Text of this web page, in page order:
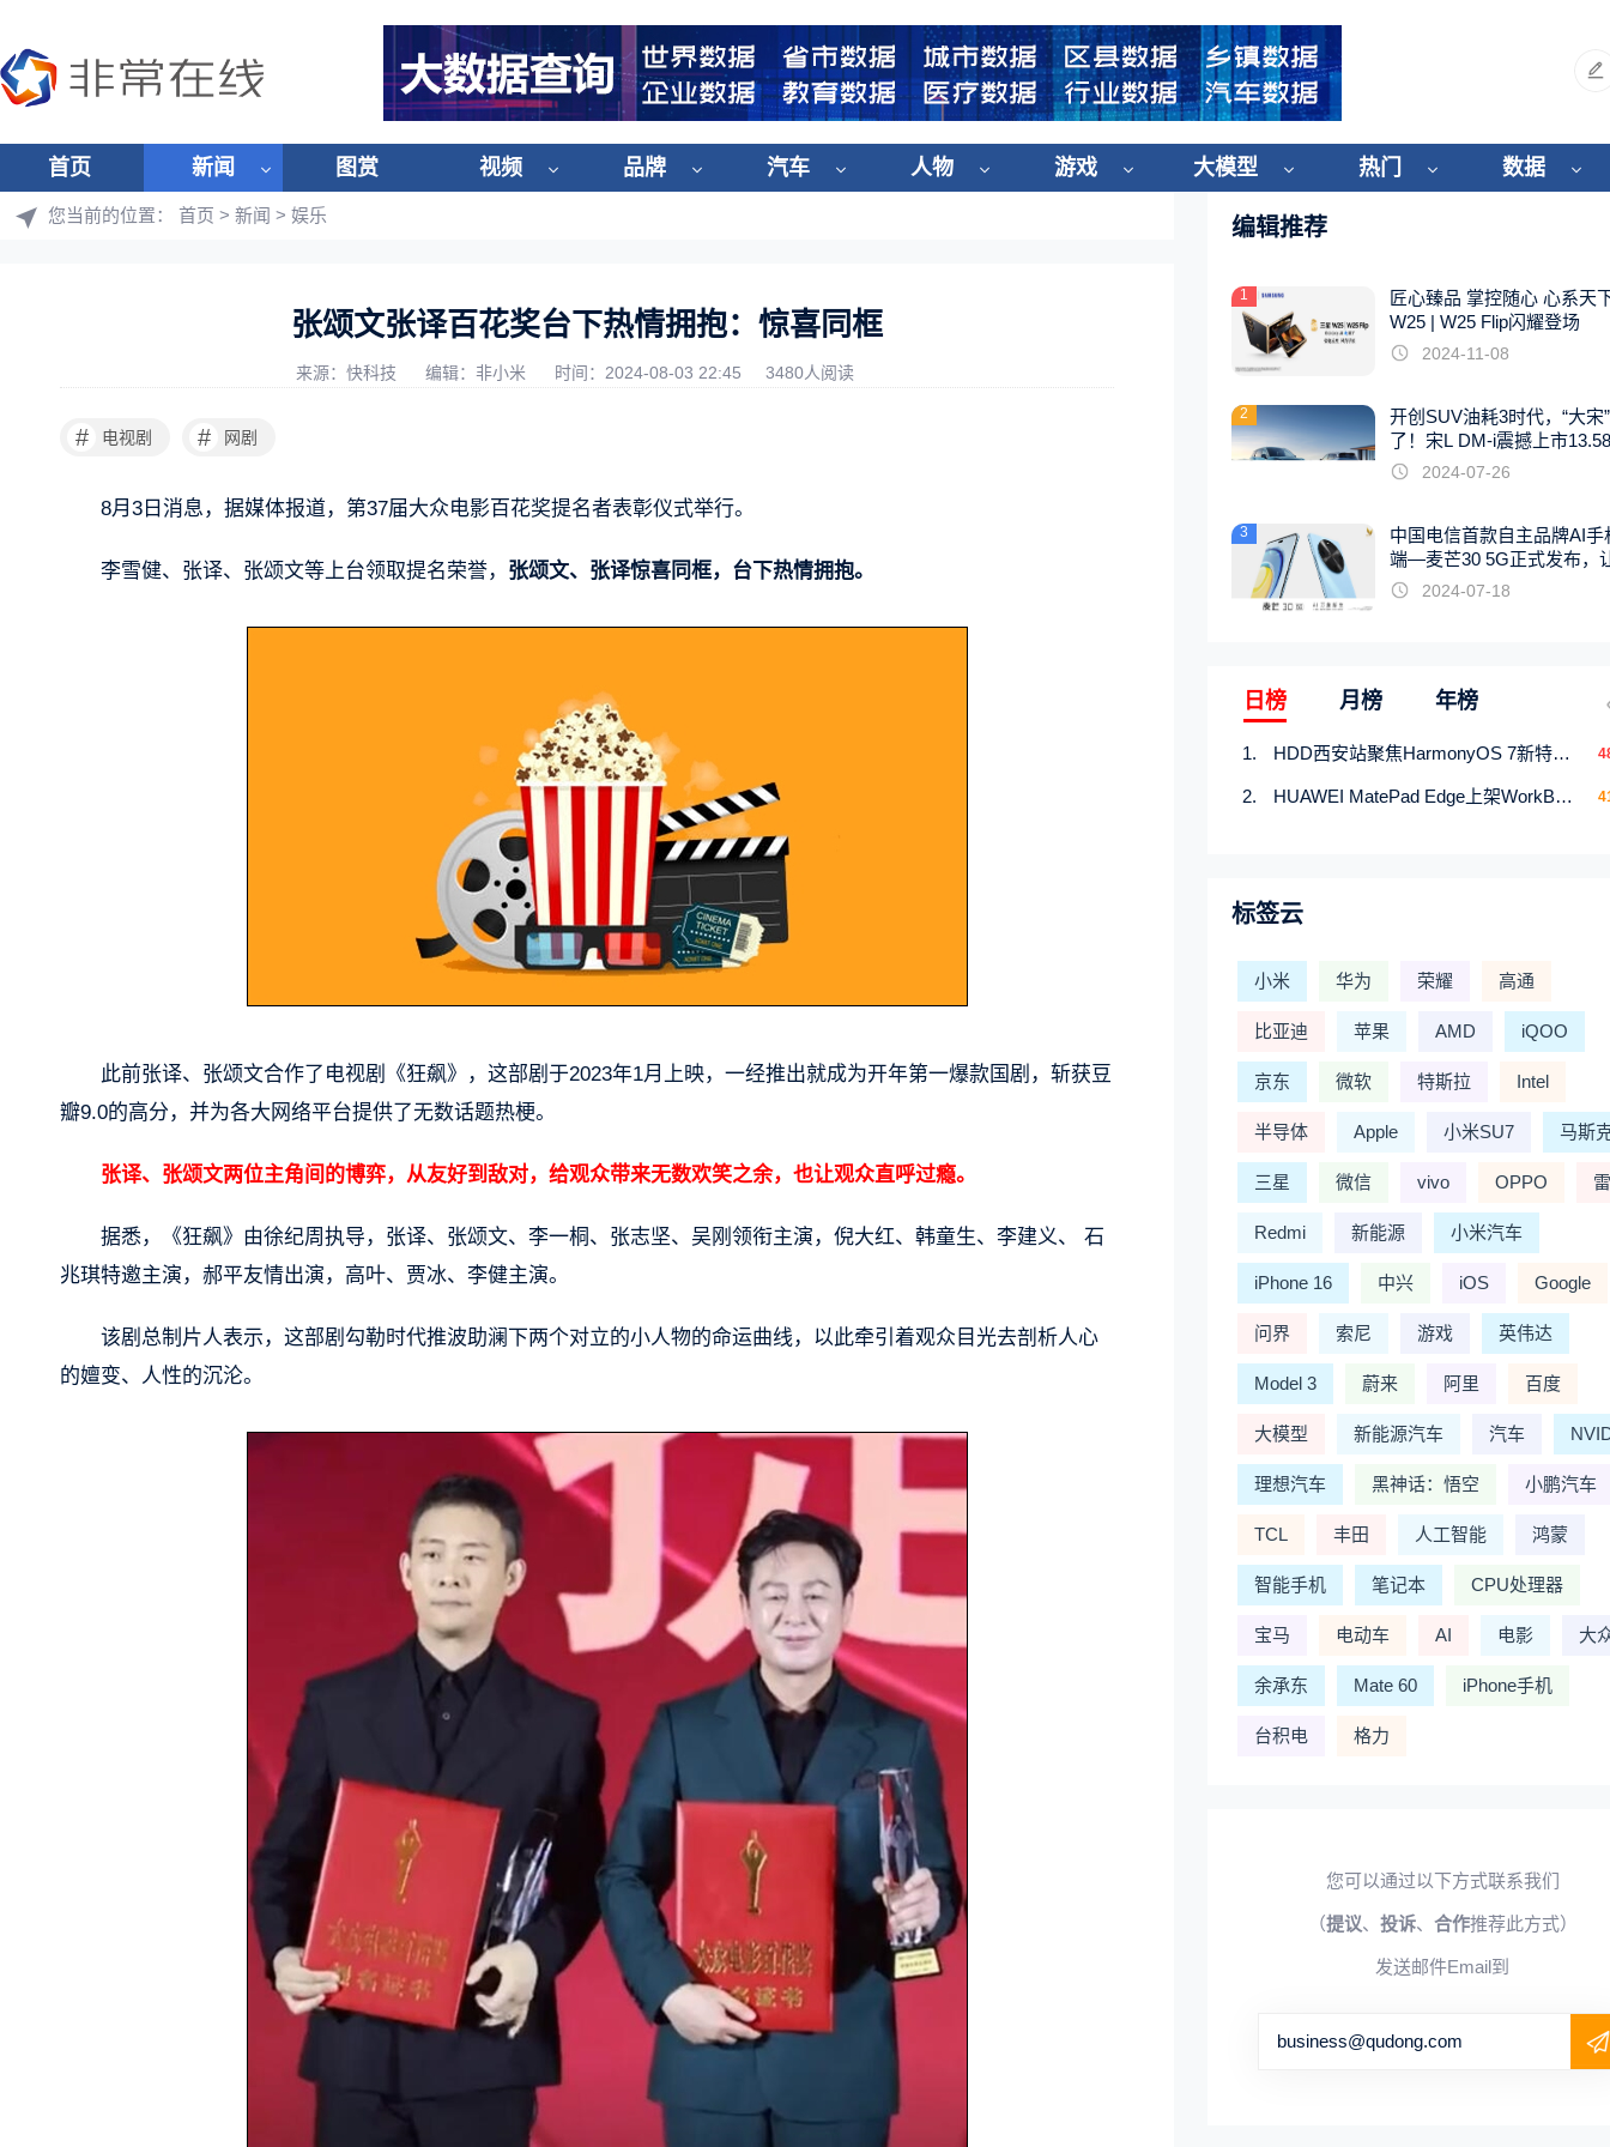
首页 新闻 图赏 视频 品牌 汽车 人物 游戏 大模型 热门 数据
您当前的位置： 首页 > 新闻 > 娱乐
张颂文张译百花奖台下热情拥抱：惊喜同框
来源：快科技 编辑：非小米 时间：2024-08-03 22:45 3480人阅读
# 电视剧 # 网剧
8月3日消息，据媒体报道，第37届大众电影百花奖提名者表彰仪式举行。
李雪健、张译、张颂文等上台领取提名荣誉， 张颂文、张译惊喜同框，台下热情拥抱。
此前张译、张颂文合作了电视剧《狂飙》，这部剧于2023年1月上映，一经推出就成为开年第一爆款国剧，斩获豆
瓣9.0的高分，并为各大网络平台提供了无数话题热梗。
张译、张颂文两位主角间的博弈，从友好到敌对，给观众带来无数欢笑之余，也让观众直呼过瘾。
据悉，《狂飙》由徐纪周执导，张译、张颂文、李一桐、张志坚、吴刚领衔主演，倪大红、韩童生、李建义、 石
兆琪特邀主演，郝平友情出演，高叶、贾冰、李健主演。
该剧总制片人表示，这部剧勾勒时代推波助澜下两个对立的小人物的命运曲线，以此牵引着观众目光去剖析人心
的嬗变、人性的沉沦。
编辑推荐
1
匠心臻品 掌控随心 心系天
W25 | W25 Flip闪耀登场
2024-11-08
2
开创SUV油耗3时代，“大宋
了！宋L DM-i震撼上市
起
2024-07-26
3
中国电信首款自主品牌AI手
端—麦芒30 5G正式发布，
触手可及2024-07-18
日榜 月榜 年榜
HDD西安站聚焦HarmonyOS 7新特性，解锁从互联到智能的应用开发新范式
HUAWEI MatePad Edge上架WorkBuddy鸿蒙PC版，说话就能干活的AI办公搭子
标签云
小米 华为 荣耀 高通
比亚迪 苹果 AMD iQOO
京东 微软 特斯拉 Intel
半导体 Apple 小米SU7 马斯
三星 微信 vivo OPPO
Redmi 新能源 小米汽车
iPhone 16 中兴 iOS Google
问界 索尼 游戏 英伟达
Model 3 蔚来 阿里 百度
大模型 新能源汽车 汽车
理想汽车 黑神话：悟空 小鹏汽车
TCL 丰田 人工智能 鸿蒙
智能手机 笔记本 CPU处理器
宝马 电动车 AI 电影 大
余承东 Mate 60 iPhone手机
台积电 格力
您可以通过以下方式联系我们
（提议、 投诉、 合作推荐此方式）
发送邮件Email到
business@qudong.com